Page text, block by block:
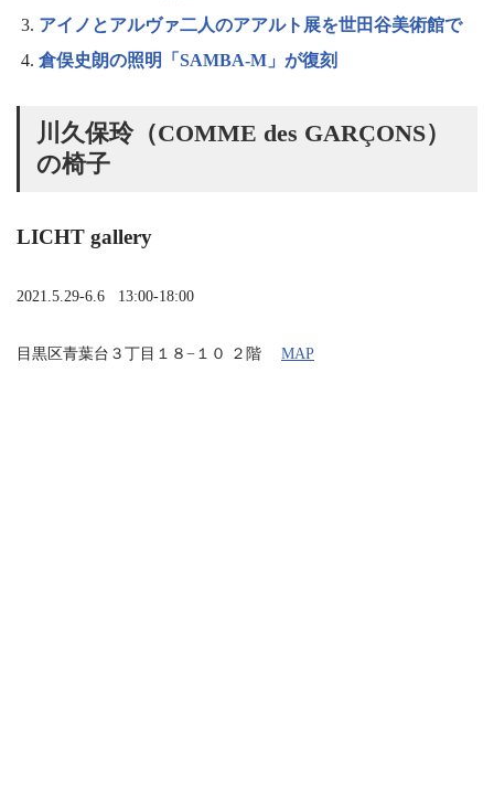
アイノとアルヴァ二人のアアルト展を世田谷美術館で
倉俣史朗の照明「SAMBA-M」が復刻
川久保玲（COMME des GARÇONS）
の椅子
LICHT gallery
2021.5.29-6.6 13:00-18:00
目黒区青葉台３丁目１８−１０ ２階 MAP